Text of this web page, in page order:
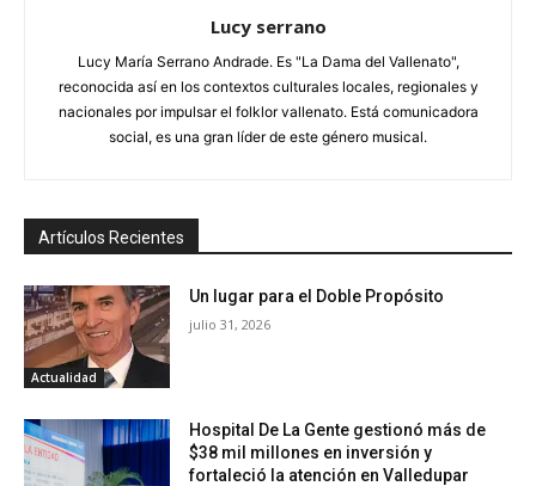
Lucy serrano
Lucy María Serrano Andrade. Es "La Dama del Vallenato",
reconocida así en los contextos culturales locales, regionales y
nacionales por impulsar el folklor vallenato. Está comunicadora
social, es una gran líder de este género musical.
Artículos Recientes
Actualidad
Un lugar para el Doble Propósito
julio 31, 2026
Hospital De La Gente gestionó más de
$38 mil millones en inversión y
fortaleció la atención en Valledupar